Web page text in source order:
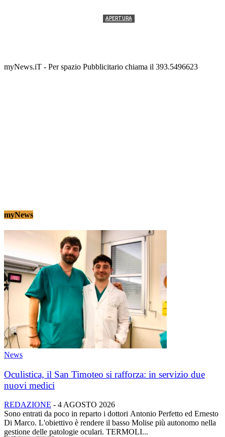
APERTURA
myNews.iT - Per spazio Pubblicitario chiama il 393.5496623
myNews
News
Oculistica, il San Timoteo si rafforza: in servizio due
nuovi medici
REDAZIONE - 4 AGOSTO 2026
Sono entrati da poco in reparto i dottori Antonio Perfetto ed Ernesto
Di Marco. L'obiettivo è rendere il basso Molise più autonomo nella
gestione delle patologie oculari. TERMOLI...